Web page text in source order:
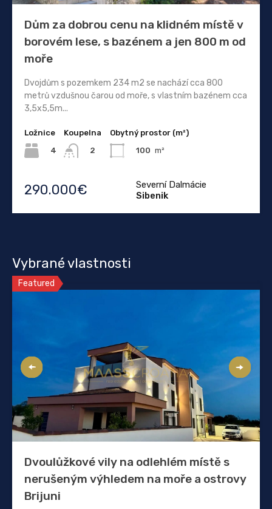
Dům za dobrou cenu na klidném místě v
borovém lese, s bazénem a jen 800 m od
moře
Dvojdům s pozemkem 234 m2 se nachází cca 800
metrů vzdušnou čarou od moře, s vlastním bazénem cca
3,5x5,5m...
Ložnice
4
Koupelna
2
Obytný prostor (m²)
100 m²
290.000€
Severní Dalmácie
Sibenik
Vybrané vlastnosti
Featured
Dvoulůžkové vily na odlehlém místě s
nerušeným výhledem na moře a ostrovy
Brijuni